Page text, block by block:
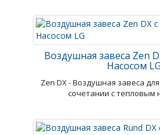
Воздушная завеса Zen
Насосом LG
Zen DX - Воздушная завеса
сочетании с тепловым